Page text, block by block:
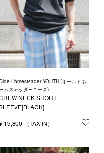
Homesteader YOUTH (オールドホ
ームステッダーユース)
NECK SHORT
19,800